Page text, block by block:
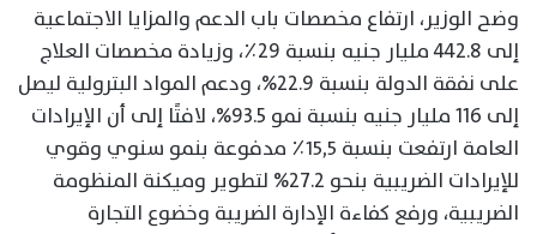
وضح الوزير، ارتفاع مخصصات باب الدعم والمزايا الاجتماعية
إلى 442.8 مليار جنيه بنسبة 29٪، وزيادة مخصصات العلاج
على نفقة الدولة بنسبة 22.9%، ودعم المواد البترولية ليصل
إلى 116 مليار جنيه بنسبة نمو 93.5%، لافتًا إلى أن الإيرادات
العامة ارتفعت بنسبة ١٥,٥٪ مدفوعة بنمو سنوي وقوي
للإيرادات الضريبية بنحو 27.2% لتطوير وميكنة المنظومة
الضريبية، ورفع كفاءة الإدارة الضريبة وخضوع التجارة